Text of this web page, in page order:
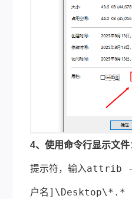
4、使用命令行显示文件
提示符，输入attrib -
户名